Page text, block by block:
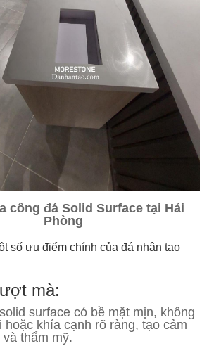
công đá Solid Surface tại Hải
Phòng
số ưu điểm chính của đá nhân tạo
mà:
surface có bề mặt mịn, không
khía cạnh rõ ràng, tạo cảm
thẩm mỹ.